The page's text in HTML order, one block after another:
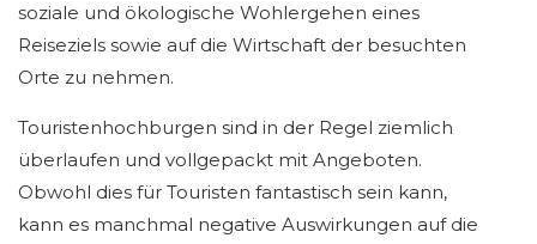
soziale und ökologische Wohlergehen eines
Reiseziels sowie auf die Wirtschaft der besuchten
Orte zu nehmen.
Touristenhochburgen sind in der Regel ziemlich
überlaufen und vollgepackt mit Angeboten.
Obwohl dies für Touristen fantastisch sein kann,
kann es manchmal negative Auswirkungen auf die